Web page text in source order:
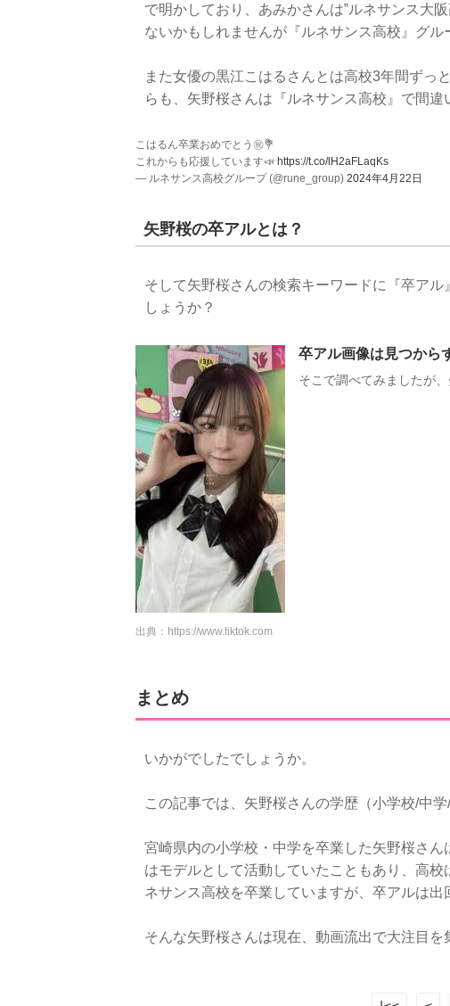
で明かしており、あみかさんは‟ルネサンス大
ないかもしれませんが『ルネサンス高校』グル
また女優の黒江こはるさんとは高校3年間ずっ
らも、矢野桜さんは『ルネサンス高校』で間違
こはるん卒業おめでとう㊗️💐
これからも応援しています📣 https://t.co/lH2aFLaqKs
— ルネサンス高校グループ (@rune_group) 2024年4月22日
矢野桜の卒アルとは？
そして矢野桜さんの検索キーワードに『卒ア
しょうか？
卒アル画像は見つから
そこで調べてみましたが
出典： https://www.tiktok.com
まとめ
いかがでしたでしょうか。
この記事では、矢野桜さんの学歴（小学校/中
宮崎県内の小学校・中学を卒業した矢野桜さ
はモデルとして活動していたこともあり、高
ネサンス高校を卒業していますが、卒アルは出
そんな矢野桜さんは現在、動画流出で大注目を